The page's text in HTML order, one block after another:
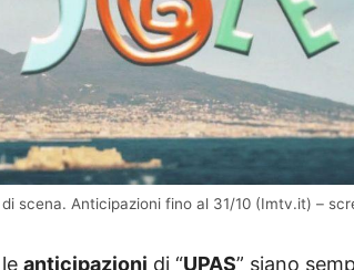
scena. Anticipazioni fino al 31/10 (Imtv.it) –
anticipazioni di “UPAS” siano